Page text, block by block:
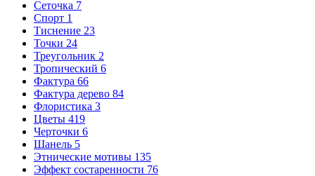
Сеточка 7
Спорт 1
Тиснение 23
Точки 24
Треугольник 2
Тропический 6
Фактура 66
Фактура дерево 84
Флористика 3
Цветы 419
Черточки 6
Шанель 5
Этнические мотивы 135
Эффект состаренности 76